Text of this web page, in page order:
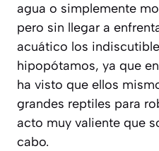
agua o simplemente
pero sin llegar a
acuático los
hipopótamos, ya que
ha visto que ellos
grandes reptiles para
acto muy valiente que
cabo.